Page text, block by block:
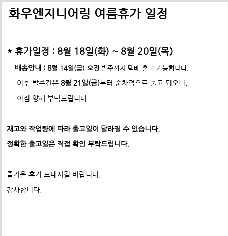
배송비관련 공지사항
*택배사 요청에 따라 선불,착불 동시에 진행이 불가하게 되었습
-수정전 : 주문시 배송비(6,000원) 선불 결제
제품의 수량,무게,길이에 따라 추가요금은 착불진
- 수정후 : 주문시 배송비(0원)
* 주문결제 단계에서 다시한번 문구 확인하시고
택배배송관련 공지사항(*필독)
*프로파일 절단길이 2700mm이상 택배발송 불가
* 프로파일 절단길이 2700mm 이상은각 지역 도착영업소에
따라배송이 불가할수도 있습니다. 주문시 참고 부탁드립니다.
ex) 자가수령 및 화물택배,화물차(운임고객부담) 배송가능
화우엔지니어링 여름휴가 일정
* 휴가일정 : 8월 18일(화) ~ 8월 20일(목)
배송안내 : 8월 14일(금) 오전 발주까지 택배 출고 가능합니다.
이후 발주건은 8월 21일(금)부터 순차적으로 출고 되오니,
이점 양해 부탁드립니다.
재고와 작업량에 따라 출고일이 달라질 수 있습니다.
정확한 출고일은 직접 확인 부탁드립니다.
즐거운 휴가 보내시길 바랍니다.
감사합니다.